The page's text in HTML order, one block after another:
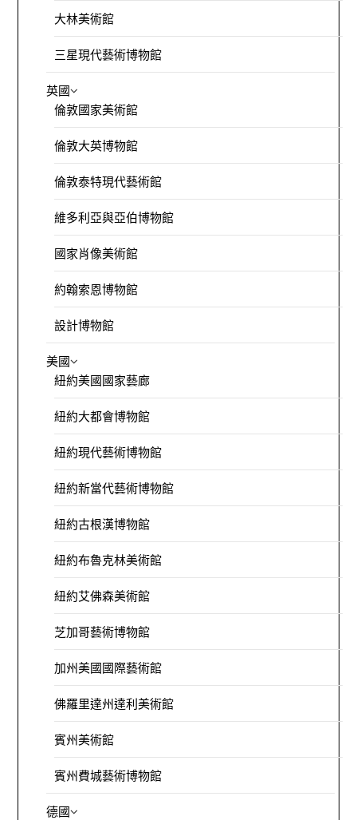
大林美術館
三星現代藝術博物館
英國
倫敦國家美術館
倫敦大英博物館
倫敦泰特現代藝術館
維多利亞與亞伯博物館
國家肖像美術館
約翰索恩博物館
設計博物館
美國
紐約美國國家藝廊
紐約大都會博物館
紐約現代藝術博物館
紐約新當代藝術博物館
紐約古根漢博物館
紐約布魯克林美術館
紐約艾佛森美術館
芝加哥藝術博物館
加州美國國際藝術館
佛羅里達州達利美術館
賓州美術館
賓州費城藝術博物館
德國